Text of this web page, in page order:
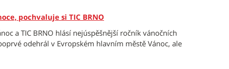
pochvaluje si TIC BRNO
a TIC BRNO hlásí nejúspěšnější ročník vánočních
odehrál v Evropském hlavním městě Vánoc, ale